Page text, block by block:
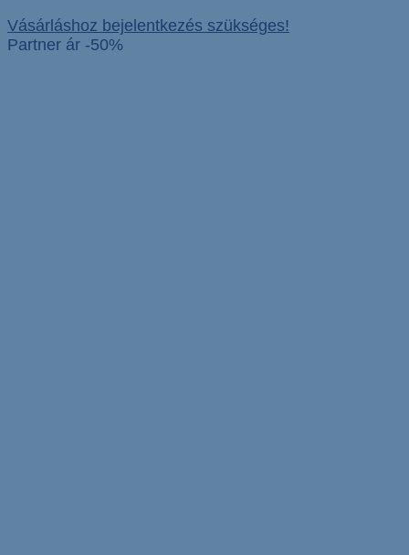
Vásárláshoz bejelentkezés szükséges!
Partner ár -50%